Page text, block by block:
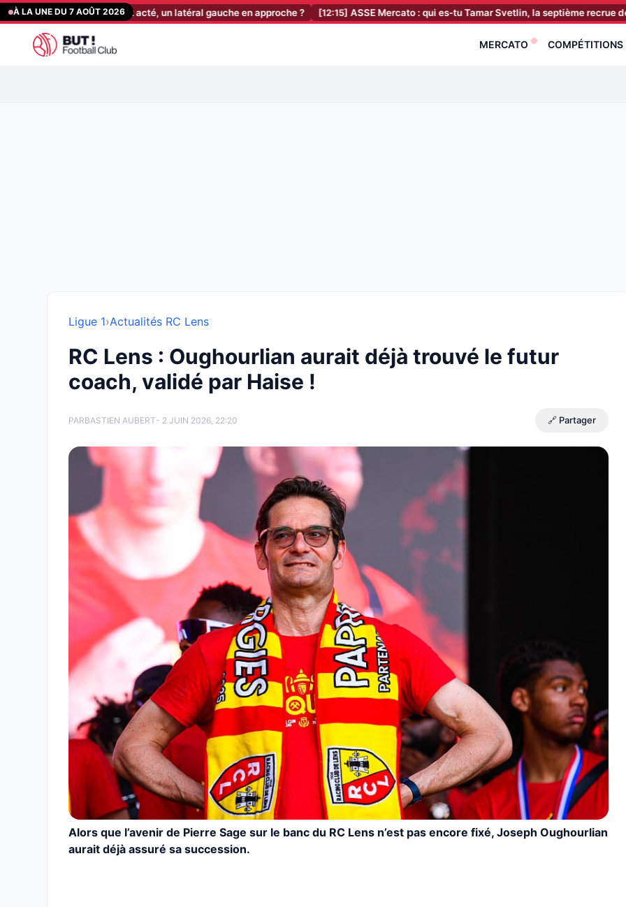
Aller
au
contenu
À LA UNE DU 7 AOÛT 2026
nouveau départ acté, un latéral gauche en approche ? [12:15] ASSE Mercato : qui es-tu Tamar Svetlin, la septième recrue des Verts ?
MERCATO COMPÉTITIONS
Ligue 1›Actualités RC Lens
RC Lens : Oughourlian aurait déjà trouvé le futur
coach, validé par Haise !
PARBASTIEN AUBERT- 2 JUIN 2026, 22:20 🔗 Partager
Alors que l’avenir de Pierre Sage sur le banc du RC Lens n’est pas encore fixé, Joseph Oughourlian
aurait déjà assuré sa succession.